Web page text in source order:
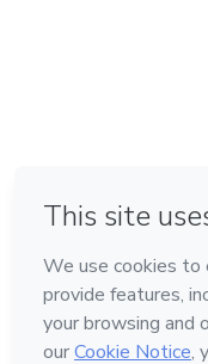
Feito com ❤ na
Conheça a Hotmart